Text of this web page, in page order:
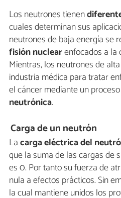
Los neutrones tienen
cuales determinan sus
neutrones de baja energía se
fisión nuclearenfocados a la
Mientras, los neutrones de
industria médica para tratar
el cáncer mediante un
neutrónica.
Carga de un neutrón
Lacarga eléctrica del
que la suma de las cargas de
es 0. Por tanto su fuerza de
nula a efectos prácticos. Sin
la cual mantiene unidos los